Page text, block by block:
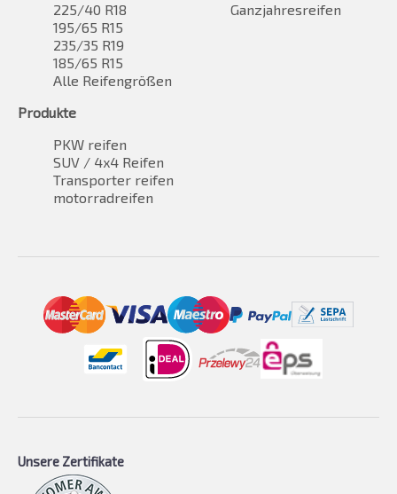
225/40 R18
195/65 R15
235/35 R19
185/65 R15
Alle Reifengrößen
Ganzjahresreifen
Produkte
PKW reifen
SUV / 4x4 Reifen
Transporter reifen
motorradreifen
Unsere Zertifikate